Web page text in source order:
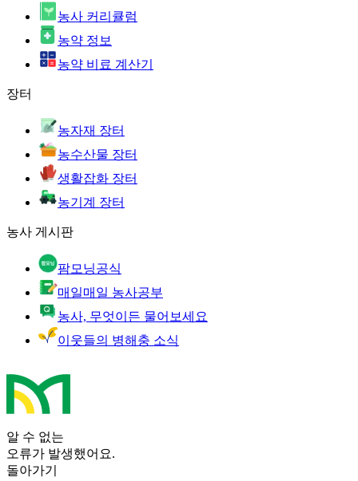
농사 커리큘럼
농약 정보
농약 비료 계산기
장터
농자재 장터
농수산물 장터
생활잡화 장터
농기계 장터
농사 게시판
팜모닝공식
매일매일 농사공부
농사, 무엇이든 물어보세요
이웃들의 병해충 소식
알 수 없는
오류가 발생했어요.
돌아가기